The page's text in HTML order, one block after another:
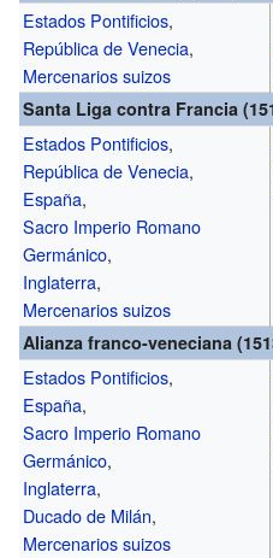
Estados Pontificios,
República de Venecia,
Mercenarios suizos
Santa Liga contra Francia
Estados Pontificios,
República de Venecia,
España,
Sacro Imperio Romano
Germánico,
Inglaterra,
Mercenarios suizos
Alianza franco-veneciana
Estados Pontificios,
España,
Sacro Imperio Romano
Germánico,
Inglaterra,
Ducado de Milán,
Mercenarios suizos